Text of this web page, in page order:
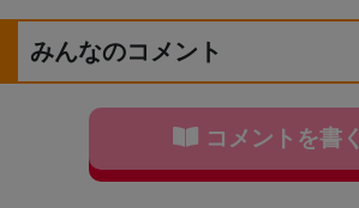
みんなのコメント
コメントを書く